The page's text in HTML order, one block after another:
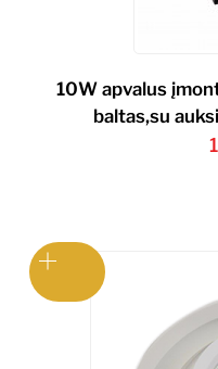
10W apvalus
baltas,su